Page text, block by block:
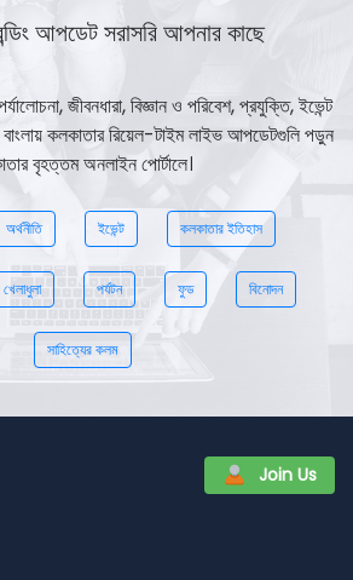
আপডেট সরাসরি আপনার কাছে
জীবনধারা, বিজ্ঞান ও পরিবেশ, প্রযুক্তি, ইভেন্ট
কলকাতার রিয়েল-টাইম লাইভ আপডেটগুলি পড়ুন
বৃহত্তম অনলাইন পোর্টালে।
অর্থনীতি ইভেন্ট কলকাতার ইতিহাস
খেলাধুলা পর্যটন ফুড বিনোদন
সাহিত্যের কলম
Join Us